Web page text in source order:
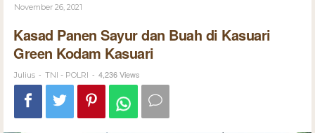
November 26, 2021
Kasad Panen Sayur dan Buah di Kasuari
Green Kodam Kasuari
Julius - TNI - POLRI - 4,236 Views